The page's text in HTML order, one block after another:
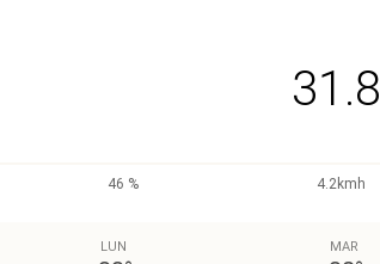
31.8
46 %
4.2kmh
LUN MAR